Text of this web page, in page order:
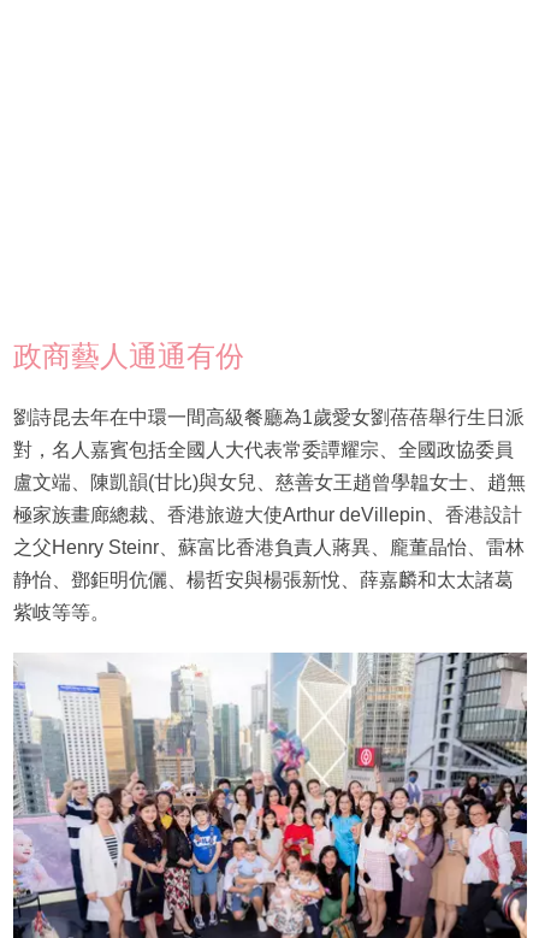
政商藝人通通有份
劉詩昆去年在中環一間高級餐廳為1歲愛女劉蓓蓓舉行生日派
對，名人嘉賓包括全國人大代表常委譚耀宗、全國政協委員
盧文端、陳凱韻(甘比)與女兒、慈善女王趙曾學韞女士、趙無
極家族畫廊總裁、香港旅遊大使Arthur deVillepin、香港設計
之父Henry Steinr、蘇富比香港負責人蔣異、龐董晶怡、雷林
静怡、鄧鉅明伉儷、楊哲安與楊張新悅、薛嘉麟和太太諸葛
紫岐等等。